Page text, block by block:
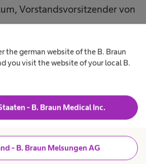
the german website of the B. Braun
you visit the website of your local B.
- B. Braun Medical Inc.
- B. Braun Melsungen AG
Vorstandsvorsitzender von
Aeos® Systeme für die
wurden
in den USA
für den chinesischen Markt
neue Vereinbarung können